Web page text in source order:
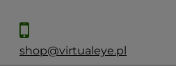
shop@virtualeye.pl